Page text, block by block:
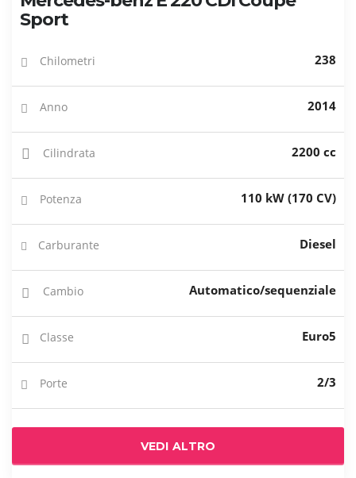
Sport
Chilometri 238
Anno 2014
Cilindrata 2200 cc
Potenza 110 kW (170 CV)
Carburante Diesel
Cambio Automatico/sequenziale
Classe Euro5
Porte 2/3
VEDI ALTRO